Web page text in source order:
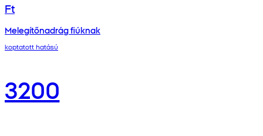
Ft
Melegítőnadrág fiúknak
koptatott hatású
3200